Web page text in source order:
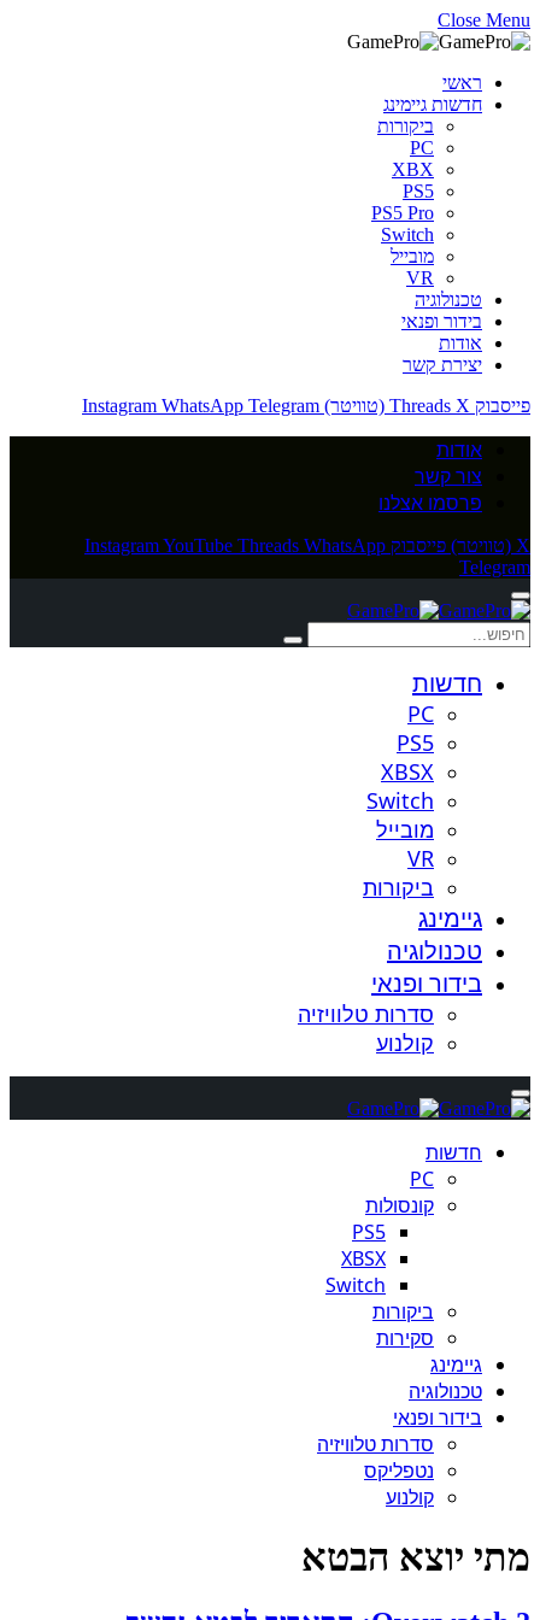
Close Menu
ראשי
חדשות גיימינג
ביקורות
PC
XBX
PS5
PS5 Pro
Switch
מובייל
VR
טכנולוגיה
בידור ופנאי
אודות
יצירת קשר
פייסבוק
Threads X (טוויטר) Instagram WhatsApp Telegram
אודות
צור קשר
פרסמו אצלנו
X (טוויטר) פייסבוק InstagramYouTube Threads WhatsApp
Telegram
חדשות
PC
PS5
XBSX
Switch
מובייל
VR
ביקורות
גיימינג
טכנולוגיה
בידור ופנאי
סדרות טלוויזיה
קולנוע
חדשות
PC
קונסולות
PS5
XBSX
Switch
ביקורות
סקירות
גיימינג
טכנולוגיה
בידור ופנאי
סדרות טלוויזיה
נטפליקס
קולנוע
מתי יוצא הבטא